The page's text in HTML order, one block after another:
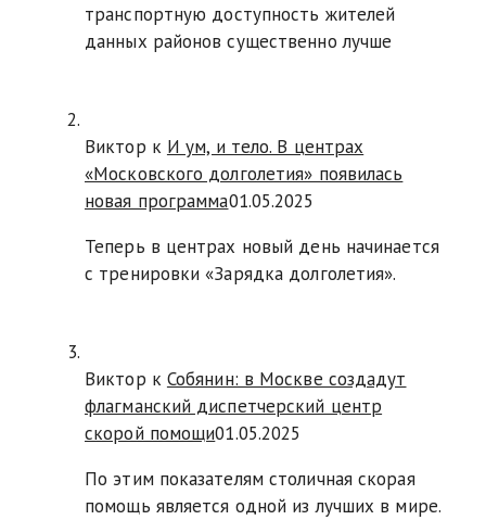
транспортную доступность жителей
данных районов существенно лучше
Виктор к И ум, и тело. В центрах
«Московского долголетия» появилась
новая программа01.05.2025
Теперь в центрах новый день начинается
с тренировки «Зарядка долголетия».
Виктор к Собянин: в Москве создадут
флагманский диспетчерский центр
скорой помощи01.05.2025
По этим показателям столичная скорая
помощь является одной из лучших в мире.